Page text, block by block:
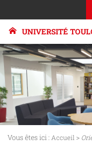
UNIVERSITÉ
Vous êtes ici : Accueil >